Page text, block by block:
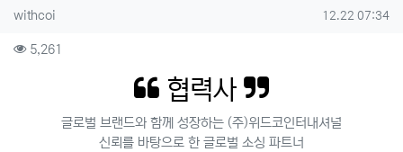
작성자 정보
withcoi 작성일
12.22 07:34
컨텐츠 정보
5,261
협력사
글로벌 브랜드와 함께 성장하는 (주)위드코인터내셔널
신뢰를 바탕으로 한 글로벌 소싱 파트너